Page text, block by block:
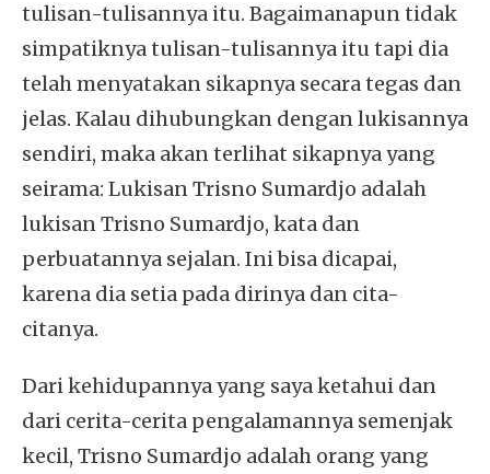
tulisan-tulisannya itu. Bagaimanapun tidak
simpatiknya tulisan-tulisannya itu tapi dia
telah menyatakan sikapnya secara tegas dan
jelas. Kalau dihubungkan dengan lukisannya
sendiri, maka akan terlihat sikapnya yang
seirama: Lukisan Trisno Sumardjo adalah
lukisan Trisno Sumardjo, kata dan
perbuatannya sejalan. Ini bisa dicapai,
karena dia setia pada dirinya dan cita-
citanya.
Dari kehidupannya yang saya ketahui dan
dari cerita-cerita pengalamannya semenjak
kecil, Trisno Sumardjo adalah orang yang